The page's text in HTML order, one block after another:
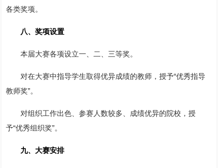
各类奖项。
八、奖项设置
本届大赛各项设立一、二、三等奖。
对在大赛中指导学生取得优异成绩的教师，授予“优秀指导
教师奖”。
对组织工作出色、参赛人数较多、成绩优异的院校，授
予“优秀组织奖”。
九、大赛安排